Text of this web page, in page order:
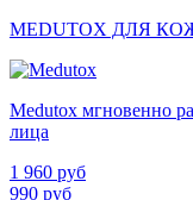
MEDUTOX ДЛЯ
Medutox мгновенно
лица
1 960 руб
990 руб